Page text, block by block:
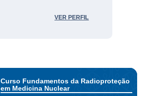
VER PERFIL
Curso Fundamentos da Radioproteção
em Medicina Nuclear